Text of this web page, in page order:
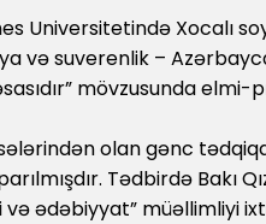
Universitetində Xocalı
və suverenlik –
mövzusunda
olan gənc
Tədbirdə Bakı
ədəbiyyat” müəllimliyi